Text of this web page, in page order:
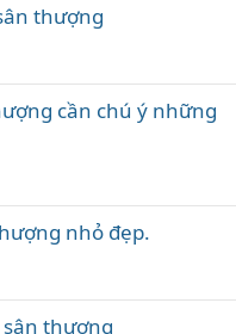
thượng
cần chú ý những
nhỏ đẹp.
thượng